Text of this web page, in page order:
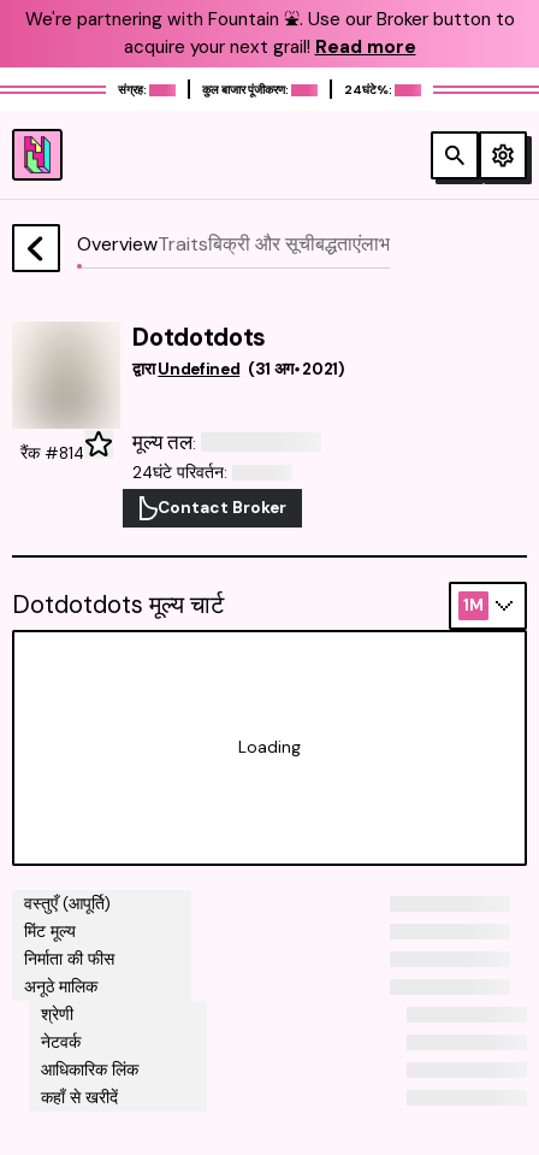
We're partnering with Fountain ⛲️. Use our Broker button to
acquire your next grail! Read more
संग्रह: कुल बाजार पूंजीकरण: 24घंटे%:
OverviewTraitsबिक्री और सूचीबद्धताएंलाभ
Dotdotdots
द्वारा Undefined (31 अग॰ 2021)
रैंक #814 मूल्य तल:
24घंटे परिवर्तन:
Contact Broker
वस्तुएँ (आपूर्ति)
मिंट मूल्य
निर्माता की फीस
अनूठे मालिक
श्रेणी
नेटवर्क
आधिकारिक लिंक
कहाँ से खरीदें
Dotdotdots मूल्य चार्ट 1M
Loading